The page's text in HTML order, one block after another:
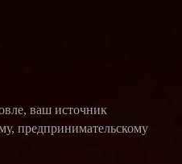
ваш источник
предпринимательскому